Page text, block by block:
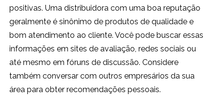
positivas. Uma distribuidora com uma boa reputação
geralmente é sinônimo de produtos de qualidade e
bom atendimento ao cliente. Você pode buscar essas
informações em sites de avaliação, redes sociais ou
até mesmo em fóruns de discussão. Considere
também conversar com outros empresários da sua
área para obter recomendações pessoais.